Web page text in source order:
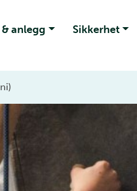
anlegg Sikkerhet